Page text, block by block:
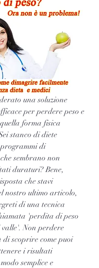
una soluzione
per perdere peso e
forma fisica
stanco di diete
di
sembrano non
duraturi? Bene,
che stavi
nostro ultimo articolo,
di una tecnica
'perdita di peso
valle'. Non perdere
scoprire come puoi
i risultati
semplice e